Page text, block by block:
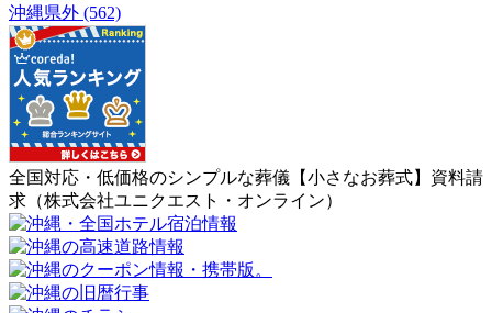
沖縄県外 (562)
全国対応・低価格のシンプルな葬儀【小さなお葬式】資料請
求（株式会社ユニクエスト・オンライン）